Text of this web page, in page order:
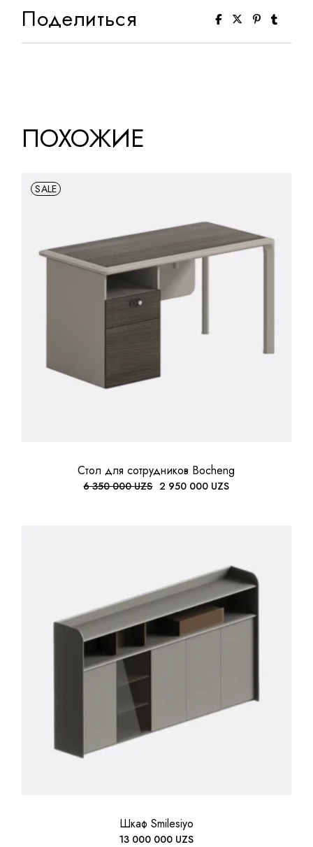
Поделиться
ПОХОЖИЕ
SALE
Стол для сотрудников Bocheng
6 350 000UZS ПЕРВОНАЧАЛЬНАЯ
2 950 000 UZS
ТЕКУЩАЯ
Шкаф Smilesiyo
13 000 000 UZS